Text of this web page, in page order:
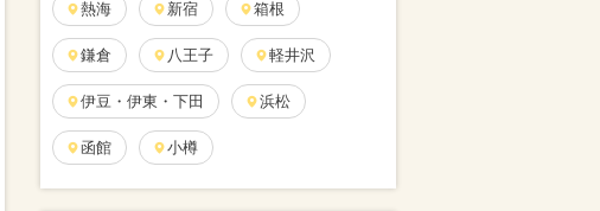
熱海 新宿 箱根
鎌倉 八王子 軽井沢
伊豆・伊東・下田 浜松
函館 小樽